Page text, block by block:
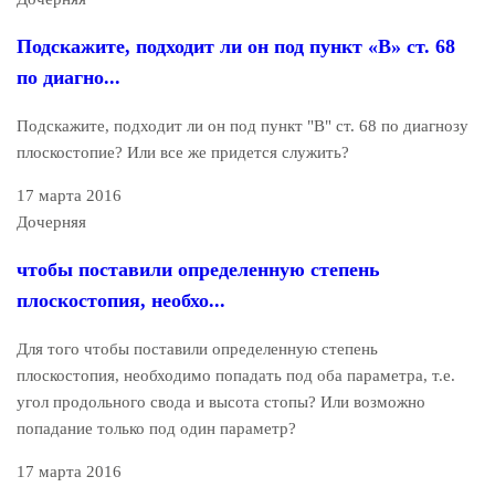
Подскажите, подходит ли он под пункт «В» ст. 68
по диагно...
Подскажите, подходит ли он под пункт "В" ст. 68 по диагнозу
плоскостопие? Или все же придется служить?
17 марта 2016
Дочерняя
чтобы поставили определенную степень
плоскостопия, необхо...
Для того чтобы поставили определенную степень
плоскостопия, необходимо попадать под оба параметра, т.е.
угол продольного свода и высота стопы? Или возможно
попадание только под один параметр?
17 марта 2016